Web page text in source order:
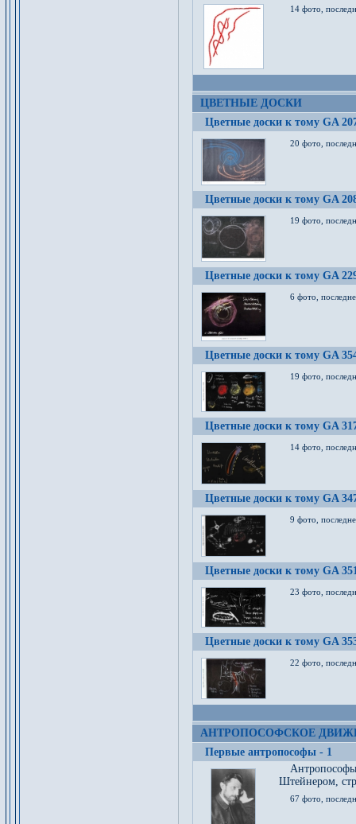
14 фото,
ЦВЕТНЫЕ ДОСКИ
Цветные доски к тому GA
20 фото,
Цветные доски к тому GA
19 фото,
Цветные доски к тому GA
6 фото,
Цветные доски к тому GA
19 фото,
Цветные доски к тому GA
14 фото,
Цветные доски к тому GA
9 фото,
Цветные доски к тому GA
23 фото,
Цветные доски к тому GA
22 фото,
АНТРОПОСОФСКОЕ
Первые антропософы - 1
Штейнером,
67 фото,